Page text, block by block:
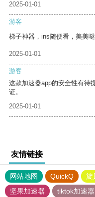
2025-01-01
游客
梯子神器，ins随便看，美美哒
2025-01-01
游客
这款加速器app的安全性有待
证。
2025-01-01
友情链接
网站地图 QuickQ 旋
坚果加速器
tiktok加速器